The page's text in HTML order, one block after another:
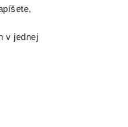
v jednej